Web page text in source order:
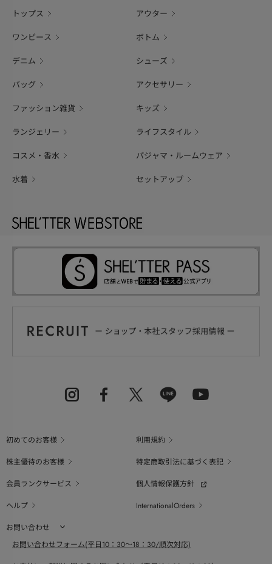
トップス アウター
ワンピース ボトム
デニム シューズ
バッグ アクセサリー
ファッション雑貨 キッズ
ランジェリー ライフスタイル
コスメ・香水 パジャマ・ルームウェア
水着 セットアップ
初めてのお客様
利用規約
株主優待のお客様
特定商取引法に基づく表記
会員ランクサービス
個人情報保護方針
ヘルプ
InternationalOrders
お問い合わせ
お問い合わせフォーム(平日10：30～18：30/順次対応)